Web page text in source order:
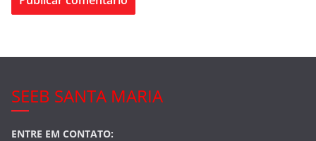
SEEB SANTA MARIA
ENTRE EM CONTATO: